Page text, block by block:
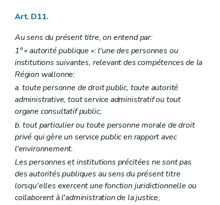
Art. R 69
Art. R 70
Sous-section 4 Suspension ou retrait d'agrément
Art. R 71
Section 2
Art. R 72
Section 3 Récusation d'une personne choisie en qualité d'auteur d'étude d'incidences
Art. R 73
Art. R 74
Art. R 75
Chapitre V Consultation du public avant l'introduction de la demande de permis
Art. R 76
Art. R 77
Art. R 78
Art. R 79
Art. R 80
Chapitre VI Avis portant sur l'étude d'incidences sur l'environnement et publicité de la décision
Art. R 81
Art. D11.
Au sens du présent titre, on entend par:
1° « autorité publique »: l'une des personnes ou
institutions suivantes, relevant des compétences de la
Région wallonne:
a. toute personne de droit public, toute autorité
administrative, tout service administratif ou tout
organe consultatif public;
b. tout particulier ou toute personne morale de droit
privé qui gère un service public en rapport avec
l'environnement.
Les personnes et institutions précitées ne sont pas
des autorités publiques au sens du présent titre
lorsqu'elles exercent une fonction juridictionnelle ou
collaborent à l'administration de la justice;